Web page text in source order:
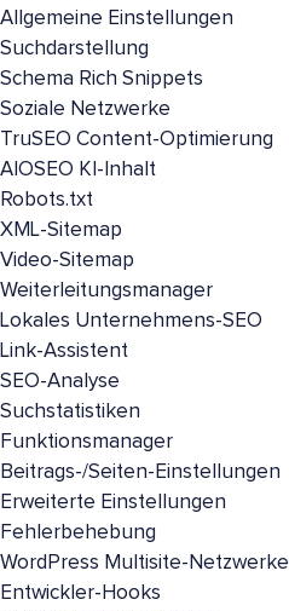
Allgemeine Einstellungen
Suchdarstellung
Schema Rich Snippets
Soziale Netzwerke
TruSEO Content-Optimierung
AIOSEO KI-Inhalt
Robots.txt
XML-Sitemap
Video-Sitemap
Weiterleitungsmanager
Lokales Unternehmens-SEO
Link-Assistent
SEO-Analyse
Suchstatistiken
Funktionsmanager
Beitrags-/Seiten-Einstellungen
Erweiterte Einstellungen
Fehlerbehebung
WordPress Multisite-Netzwerke
Entwickler-Hooks